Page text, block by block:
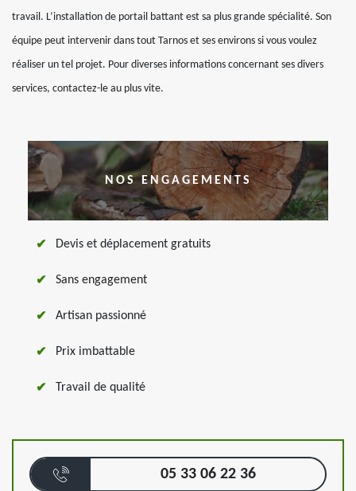
travail. L’installation de portail battant est sa plus grande spécialité. Son
équipe peut intervenir dans tout Tarnos et ses environs si vous voulez
réaliser un tel projet. Pour diverses informations concernant ses divers
services, contactez-le au plus vite.
NOS ENGAGEMENTS
Devis et déplacement gratuits
Sans engagement
Artisan passionné
Prix imbattable
Travail de qualité
05 33 06 22 36